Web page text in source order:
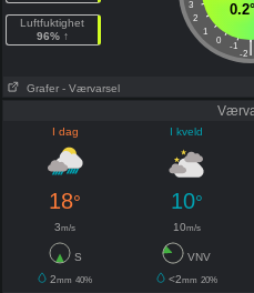
Luftfuktighet
96% ↑
3
2
1
0
-1 |
-2
0.2°
Grafer - Værvarsel
I dag
I kveld
18° 10°
3m/s 10m/s
S VNV
2mm 40% <2mm 20%